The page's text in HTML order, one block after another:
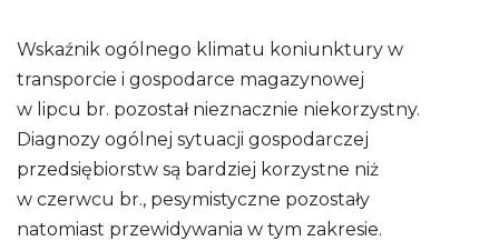
Wskaźnik ogólnego klimatu koniunktury w
transporcie i gospodarce magazynowej
w lipcu br. pozostał nieznacznie niekorzystny.
Diagnozy ogólnej sytuacji gospodarczej
przedsiębiorstw są bardziej korzystne niż
w czerwcu br., pesymistyczne pozostały
natomiast przewidywania w tym zakresie.